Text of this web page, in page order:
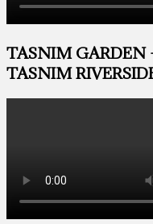
TASNIM GARDEN
TASNIM